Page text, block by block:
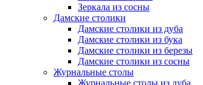
Зеркала из сосны
Дамские столики
Дамские столики из дуба
Дамские столики из бука
Дамские столики из березы
Дамские столики из сосны
Журнальные столы
Журнальные столы из дуба